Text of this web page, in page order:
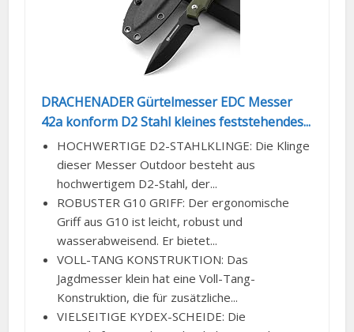
DRACHENADER Gürtelmesser EDC Messer
42a konform D2 Stahl kleines feststehendes...
HOCHWERTIGE D2-STAHLKLINGE: Die Klinge
dieser Messer Outdoor besteht aus
hochwertigem D2-Stahl, der...
ROBUSTER G10 GRIFF: Der ergonomische
Griff aus G10 ist leicht, robust und
wasserabweisend. Er bietet...
VOLL-TANG KONSTRUKTION: Das
Jagdmesser klein hat eine Voll-Tang-
Konstruktion, die für zusätzliche...
VIELSEITIGE KYDEX-SCHEIDE: Die